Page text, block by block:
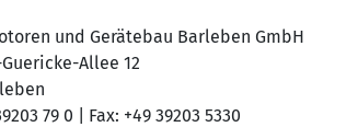
und Gerätebau Barleben GmbH
Allee 12
79 0 | Fax: +49 39203 5330